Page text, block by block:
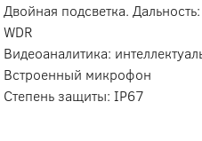
подсветка.
микрофон
защиты: IP67